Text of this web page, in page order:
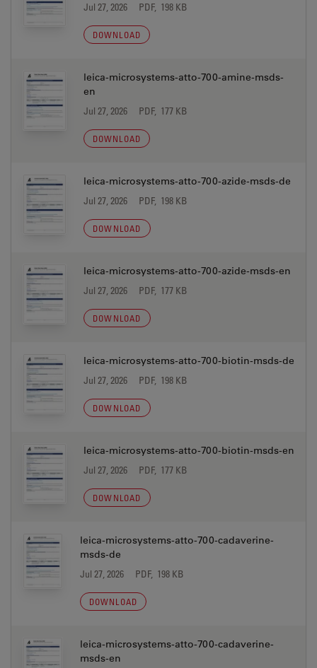
Jul 27, 2026 PDF, 198 KB
DOWNLOAD
leica-microsystems-atto-700-amine-msds-
en
Jul 27, 2026 PDF, 177 KB
DOWNLOAD
leica-microsystems-atto-700-azide-msds-de
Jul 27, 2026 PDF, 198 KB
DOWNLOAD
leica-microsystems-atto-700-azide-msds-en
Jul 27, 2026 PDF, 177 KB
DOWNLOAD
leica-microsystems-atto-700-biotin-msds-de
Jul 27, 2026 PDF, 198 KB
DOWNLOAD
leica-microsystems-atto-700-biotin-msds-en
Jul 27, 2026 PDF, 177 KB
DOWNLOAD
leica-microsystems-atto-700-cadaverine-
msds-de
Jul 27, 2026 PDF, 198 KB
DOWNLOAD
leica-microsystems-atto-700-cadaverine-
msds-en